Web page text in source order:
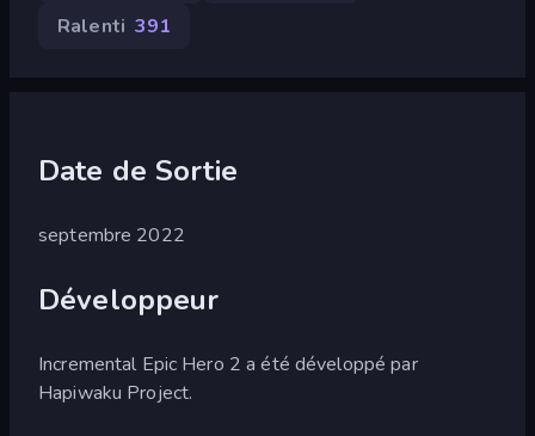
Ralenti 391
Date de Sortie
septembre 2022
Développeur
Incremental Epic Hero 2 a été développé par
Hapiwaku Project.